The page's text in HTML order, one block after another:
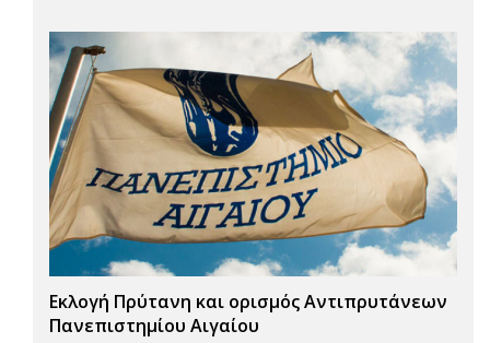
Εκλογή Πρύτανη και ορισμός Αντιπρυτάνεων
Πανεπιστημίου Αιγαίου